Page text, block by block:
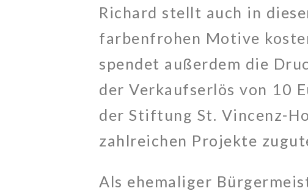
Richard stellt auch in
farbenfrohen Motive
spendet außerdem die
der Verkaufserlös von 10
der Stiftung St. Vincenz-
zahlreichen Projekte
Als ehemaliger